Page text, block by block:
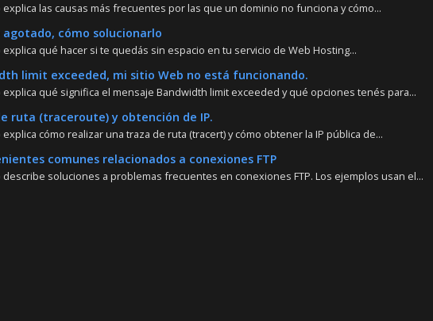
explica las causas más frecuentes por las que un dominio no funciona y cómo...
agotado, cómo solucionarlo
explica qué hacer si te quedás sin espacio en tu servicio de Web Hosting...
limit exceeded, mi sitio Web no está funcionando.
explica qué significa el mensaje Bandwidth limit exceeded y qué opciones tenés para...
ruta (traceroute) y obtención de IP.
cómo realizar una traza de ruta (tracert) y cómo obtener la IP pública de...
comunes relacionados a conexiones FTP
describe soluciones a problemas frecuentes en conexiones FTP. Los ejemplos usan el...